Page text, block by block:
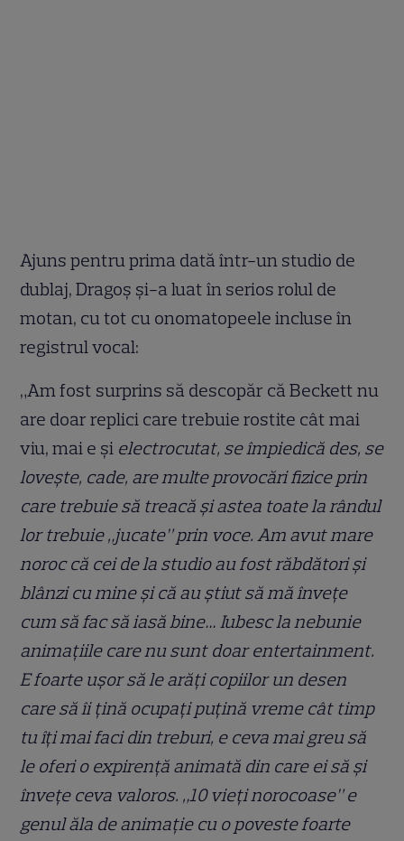
Ajuns pentru prima dată într-un studio de
dublaj, Dragoș și-a luat în serios rolul de
motan, cu tot cu onomatopeele incluse în
registrul vocal:
„Am fost surprins să descopăr că Beckett nu
are doar replici care trebuie rostite cât mai
viu, mai e și electrocutat, se împiedică des, se
lovește, cade, are multe provocări fizice prin
care trebuie să treacă și astea toate la rândul
lor trebuie „jucate” prin voce. Am avut mare
noroc că cei de la studio au fost răbdători și
blânzi cu mine și că au știut să mă învețe
cum să fac să iasă bine… Iubesc la nebunie
animațiile care nu sunt doar entertainment.
E foarte ușor să le arăți copiilor un desen
care să îi țină ocupați puțină vreme cât timp
tu îți mai faci din treburi, e ceva mai greu să
le oferi o expirență animată din care ei să și
învețe ceva valoros. „10 vieți norocoase” e
genul ăla de animație cu o poveste foarte